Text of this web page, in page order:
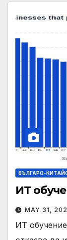
БЪЛГАРО-
ИТ
MAY 31,
ИТ